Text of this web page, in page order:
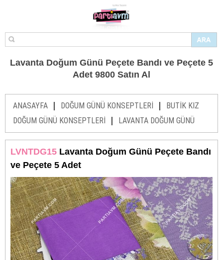
Lavanta Doğum Günü Peçete Bandı ve Peçete 5
Adet 9800 Satın Al
ANASAYFA | DOĞUM GÜNÜ KONSEPTLERİ |
BUTİK KIZ
DOĞUM GÜNÜ KONSEPTLERİ
| LAVANTA DOĞUM GÜNÜ
LVNTDG15 Lavanta Doğum Günü Peçete Bandı
ve Peçete 5 Adet